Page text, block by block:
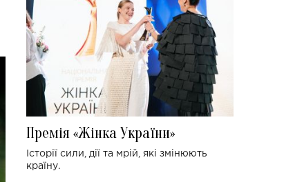
Премія «Жінка України»
Історії сили, дії та мрій, які змінюють
країну.